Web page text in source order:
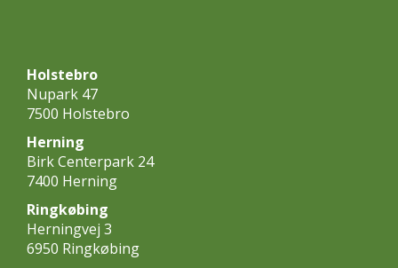
Holstebro
Nupark 47
7500 Holstebro
Herning
Birk Centerpark 24
7400 Herning
Ringkøbing
Herningvej 3
6950 Ringkøbing